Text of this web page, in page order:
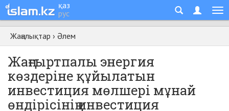
қаз
рус
Жаңалықтар › Әлем
Жаңғыртпалы энергия
көздеріне құйылатын
инвестиция мөлшері мұнай
өндірісінің инвестиция